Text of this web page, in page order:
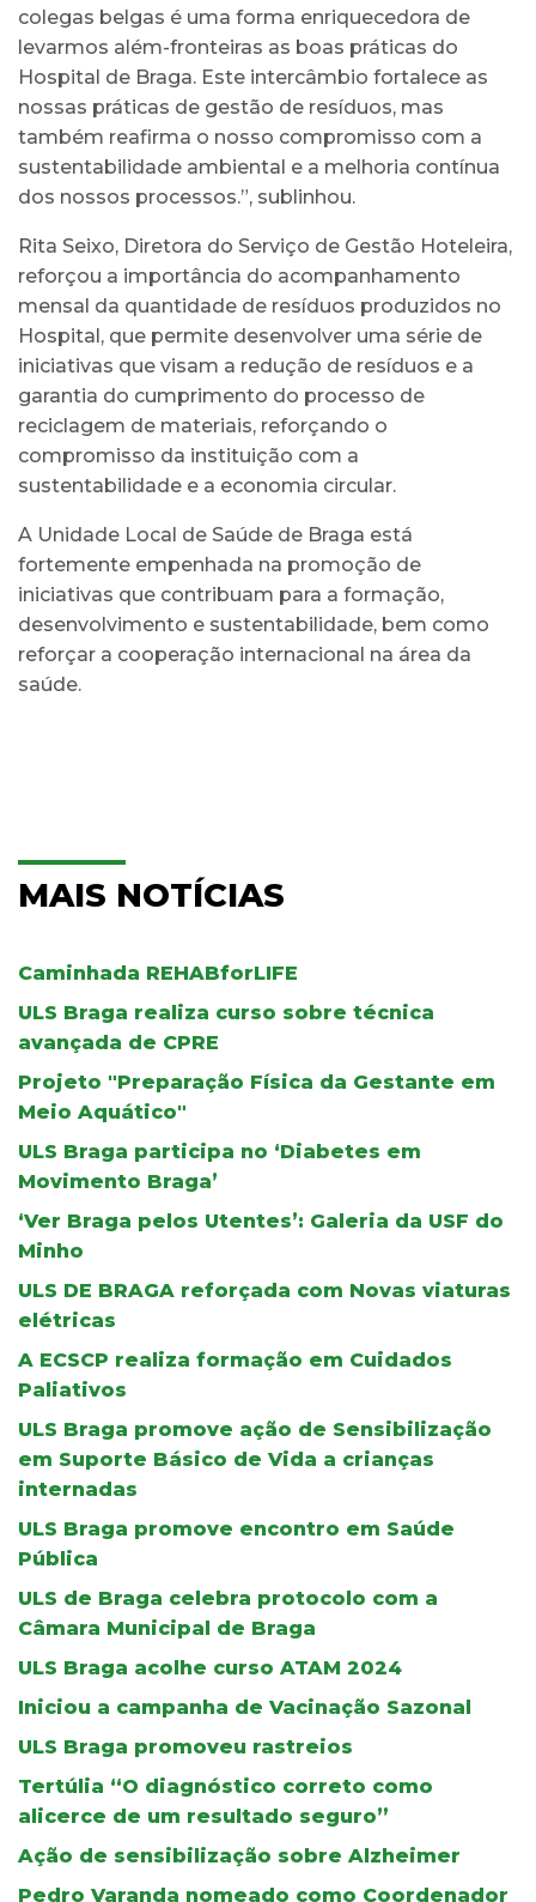
colegas belgas é uma forma enriquecedora de
levarmos além-fronteiras as boas práticas do
Hospital de Braga. Este intercâmbio fortalece as
nossas práticas de gestão de resíduos, mas
também reafirma o nosso compromisso com a
sustentabilidade ambiental e a melhoria contínua
dos nossos processos.”, sublinhou.
Rita Seixo, Diretora do Serviço de Gestão Hoteleira,
reforçou a importância do acompanhamento
mensal da quantidade de resíduos produzidos no
Hospital, que permite desenvolver uma série de
iniciativas que visam a redução de resíduos e a
garantia do cumprimento do processo de
reciclagem de materiais, reforçando o
compromisso da instituição com a
sustentabilidade e a economia circular.
A Unidade Local de Saúde de Braga está
fortemente empenhada na promoção de
iniciativas que contribuam para a formação,
desenvolvimento e sustentabilidade, bem como
reforçar a cooperação internacional na área da
saúde.
MAIS NOTÍCIAS
Caminhada REHABforLIFE
ULS Braga realiza curso sobre técnica
avançada de CPRE
Projeto "Preparação Física da Gestante em
Meio Aquático"
ULS Braga participa no ‘Diabetes em
Movimento Braga’
‘Ver Braga pelos Utentes’: Galeria da USF do
Minho
ULS DE BRAGA reforçada com Novas viaturas
elétricas
A ECSCP realiza formação em Cuidados
Paliativos
ULS Braga promove ação de Sensibilização
em Suporte Básico de Vida a crianças
internadas
ULS Braga promove encontro em Saúde
Pública
ULS de Braga celebra protocolo com a
Câmara Municipal de Braga
ULS Braga acolhe curso ATAM 2024
Iniciou a campanha de Vacinação Sazonal
ULS Braga promoveu rastreios
Tertúlia “O diagnóstico correto como
alicerce de um resultado seguro”
Ação de sensibilização sobre Alzheimer
Pedro Varanda nomeado como Coordenador